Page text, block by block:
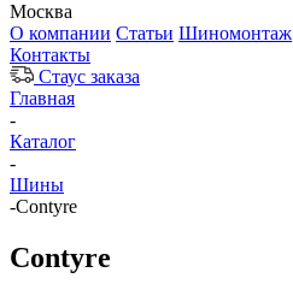
Москва
О компании Статьи Шиномонтаж
Контакты
Стаус заказа
Главная
-
Каталог
-
Шины
-Contyre
Contyre